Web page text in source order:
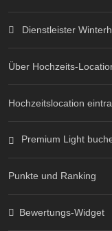
Dienstleister
Über Hochzeits-
Hochzeitslocation
Premium Light
Punkte und Ranking
Bewertungs-Widget